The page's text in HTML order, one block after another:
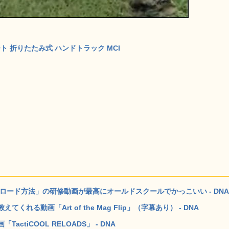
折りたたみ式 ハンドトラック MCI
ード方法」の研修動画が最高にオールドスクールでかっこいい - DNA
えてくれる動画「Art of the Mag Flip」（字幕あり） - DNA
「TactiCOOL RELOADS」 - DNA